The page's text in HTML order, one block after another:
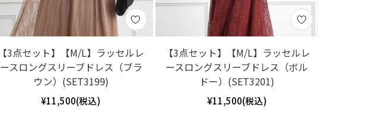
【3点セット】【M/L】ラッセルレ
ースロングスリーブドレス（ブラ
ウン）(SET3199)
¥11,500(税込)
【3点セット】【M/L】ラッセルレ
ースロングスリーブドレス（ボル
ドー）(SET3201)
¥11,500(税込)